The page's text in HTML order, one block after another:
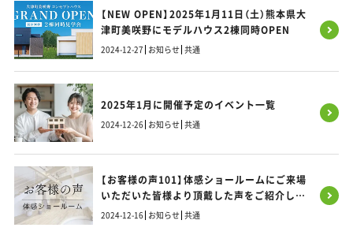
【NEW OPEN】2025年1月11日（土）熊本県大
津町美咲野にモデルハウス2棟同時OPEN
2024-12-27 お知らせ 共通
2025年1月に開催予定のイベント一覧
2024-12-26 お知らせ 共通
【お客様の声101】体感ショールームにご来場
いただいた皆様より頂戴した声をご紹介しま
す！
2024-12-16 お知らせ 共通